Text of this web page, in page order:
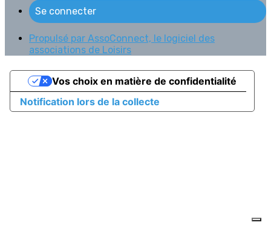
Se connecter
Propulsé par AssoConnect, le logiciel des
associations de Loisirs
Notification lors de la collecte
Vos choix en matière de confidentialité